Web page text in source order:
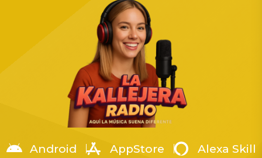
Android AppStore Alexa Skill